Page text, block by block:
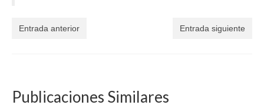
Entrada anterior Entrada siguiente
Publicaciones Similares